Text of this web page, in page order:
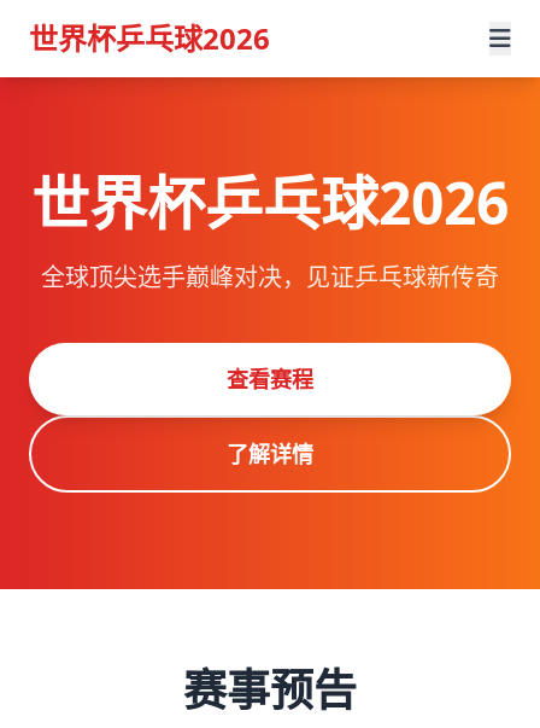
世界杯乒乓球2026
世界杯乒乓球2026
全球顶尖选手巅峰对决，见证乒乓球新传奇
查看赛程
了解详情
赛事预告